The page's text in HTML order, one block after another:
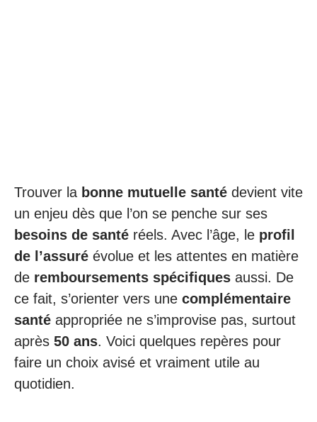
Trouver la bonne mutuelle santé devient vite
un enjeu dès que l’on se penche sur ses
besoins de santé réels. Avec l’âge, le profil
de l’assuré évolue et les attentes en matière
de remboursements spécifiques aussi. De
ce fait, s’orienter vers une complémentaire
santé appropriée ne s’improvise pas, surtout
après 50 ans. Voici quelques repères pour
faire un choix avisé et vraiment utile au
quotidien.